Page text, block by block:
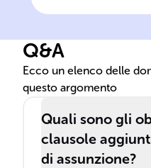
assunzione
Q&A
Ecco un elenco delle
questo argomento
Quali sono gli
clausole
di assunzione?